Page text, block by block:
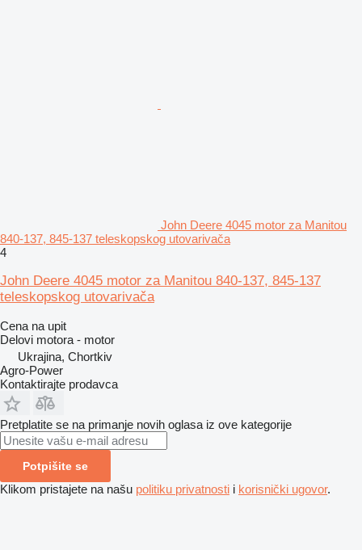
John Deere 4045 motor za Manitou
840-137, 845-137 teleskopskog utovarivačа
4
John Deere 4045 motor za Manitou 840-137, 845-137
teleskopskog utovarivača
Cena na upit
Delovi motora - motor
Ukrajina, Chortkiv
Agro-Power
Kontaktirajte prodavca
Pretplatite se na primanje novih oglasa iz ove kategorije
Potpišite se
Klikom pristajete na našu politiku privatnosti i korisnički ugovor.